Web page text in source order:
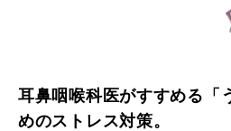
耳鼻咽喉科医がすすめる「
めのストレス対策。